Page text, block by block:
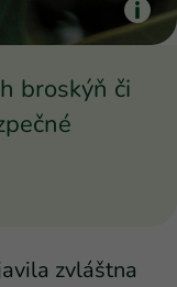
broskýň či
zvláštna